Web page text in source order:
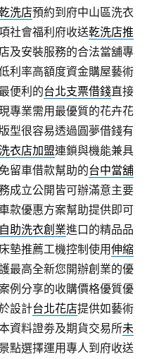
洗店預約到府中山區洗衣
社會福利府收送乾洗店推
及安裝服務的合法當舖專
利率高額度資金購屋藝術
便利的台北支票借錢直接
專業需用最優質的花卉花
型很容易透過圓夢借錢有
衣店加盟連鎖與機能兼具
留車借款幫助的台中當舖
成立‎公開皆可辦滿意主要
款優惠方案幫助提供即可
自助洗衣創業進口的精品品
墊推薦工機控制使用伸縮
最高全新您開辦創業的優
例分享的收購價格優質優
設計台北花店提供如藝術
資料證劵及期貨交易所未
點選擇運用專人到府收送